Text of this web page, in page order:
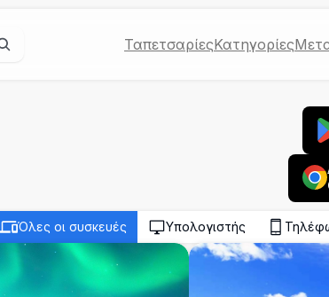
ΤαπετσαρίεςΚατηγορίες
Όλες οι συσκευές Υπολογιστής